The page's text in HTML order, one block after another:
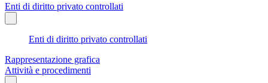
Enti di diritto privato controllati
Enti di diritto privato controllati
Rappresentazione grafica
Attività e procedimenti